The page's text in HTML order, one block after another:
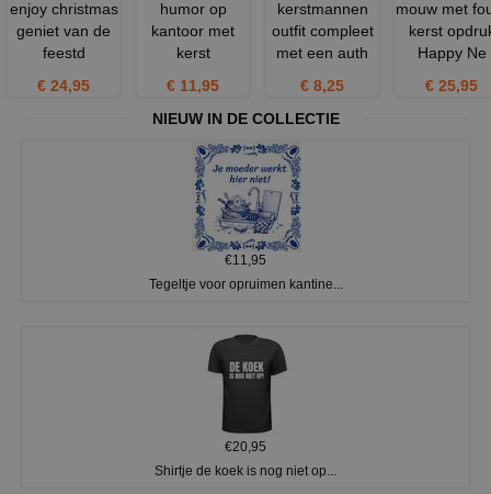
enjoy christmas
geniet van de
feestd
€ 24,95
humor op
kantoor met
kerst
€ 11,95
kerstmannen
outfit compleet
met een auth
€ 8,25
mouw met
kerst
Happy Ne
€ 25,95
NIEUW IN DE COLLECTIE
€11,95
Tegeltje voor opruimen kantine...
€20,95
Shirtje de koek is nog niet op...